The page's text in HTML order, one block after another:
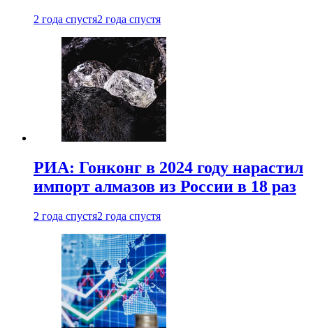
2 года спустя2 года спустя
РИА: Гонконг в 2024 году нарастил
импорт алмазов из России в 18 раз
2 года спустя2 года спустя